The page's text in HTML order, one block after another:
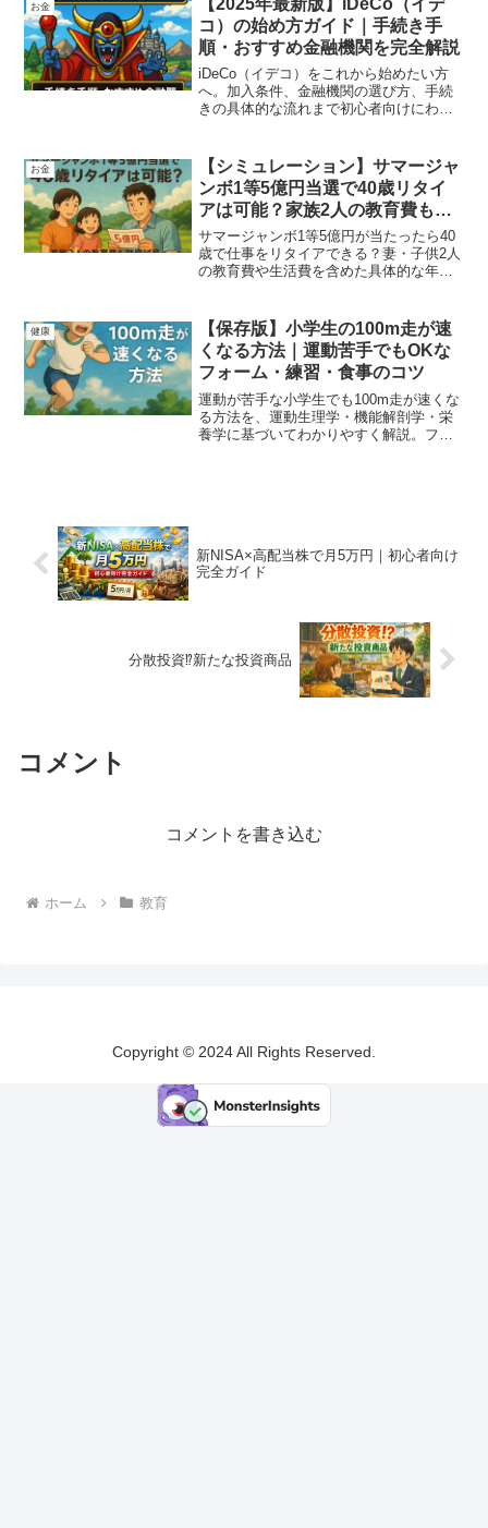
もしくはテストで良い点を取ったときに
報酬として渡すのか。金融教育に伴い、
親の金融リテラシーを求められます。
お金
コ）の始め方ガイド｜手続き手
順・おすすめ金融機関を完全解説
iDeCo（イデコ）をこれから始めたい方
へ。加入条件、金融機関の選び方、手続
きの具体的な流れまで初心者向けにわか
選択をサポートします。
お金
【シミュレーション】サマージャ
ンボ1等5億円当選で40歳リタイ
アは可能？家族2人の教育費も徹
底試算
サマージャンボ1等5億円が当たったら40
歳で仕事をリタイアできる？妻・子供2人
の教育費や生活費を含めた具体的な年間
健康
【保存版】小学生の100m走が速
くなる方法｜運動苦手でもOKな
フォーム・練習・食事のコツ
運動が苦手な小学生でも100m走が速くな
る方法を、運動生理学・機能解剖学・栄
養学に基づいてわかりやすく解説。フォ
新NISA×高配当株で月5万円｜初心者向け
完全ガイド
分散投資⁉新たな投資商品
コメント
コメントを書き込む
ホーム 教育
Copyright © 2024 All Rights Reserved.